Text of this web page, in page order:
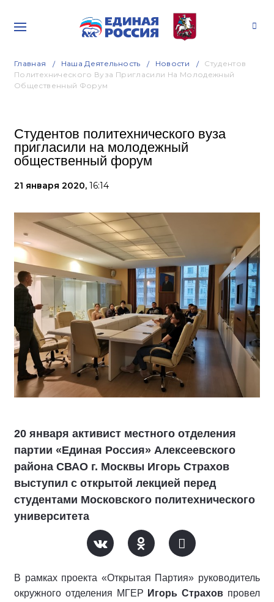
Главная Наша Деятельность Новости
Студентов
Политехнического Вуза Пригласили На Молодежный
Общественный Форум
Студентов политехнического вуза
пригласили на молодежный
общественный форум
21 января 2020, 16:14
20 января активист местного отделения
партии «Единая Россия» Алексеевского
района СВАО г. Москвы Игорь Страхов
выступил с открытой лекцией перед
студентами Московского политехнического
университета
В рамках проекта «Открытая Партия» руководитель
окружного отделения МГЕР Игорь Страхов провел